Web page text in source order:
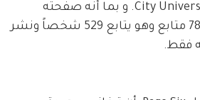
يدرس في City University London. و بما أنه صفحته
Private فعنده فقط 787 متابع وهو يتابع 529 شخصاً ونشر